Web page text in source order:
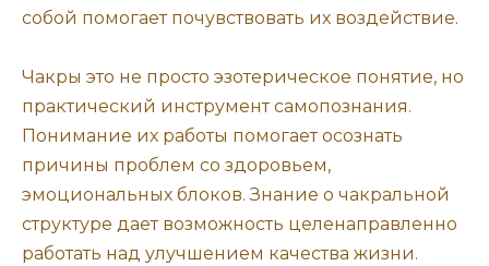
собой помогает почувствовать их воздействие.
Чакры это не просто эзотерическое понятие, но
практический инструмент самопознания.
Понимание их работы помогает осознать
причины проблем со здоровьем,
эмоциональных блоков. Знание о чакральной
структуре дает возможность целенаправленно
работать над улучшением качества жизни.